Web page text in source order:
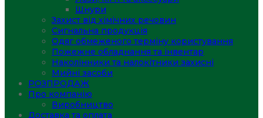
Шнури
Захист від хімічних речовин
Сигнальна продукція
Одяг обмеженого терміну користування
Пожежне обладнання та інвентар
Наколінники та налокітники захисні
Мийні засоби
РОЗПРОДАЖ
Про компанію
Виробництво
Доставка та оплата